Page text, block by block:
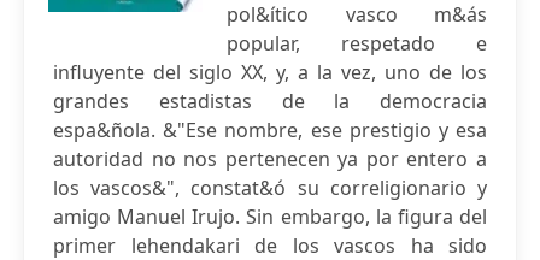
pol&ítico vasco m&ás
popular, respetado e
influyente del siglo XX, y, a la vez, uno de los
grandes estadistas de la democracia
espa&ñola. &"Ese nombre, ese prestigio y esa
autoridad no nos pertenecen ya por entero a
los vascos&", constat&ó su correligionario y
amigo Manuel Irujo. Sin embargo, la figura del
primer lehendakari de los vascos ha sido